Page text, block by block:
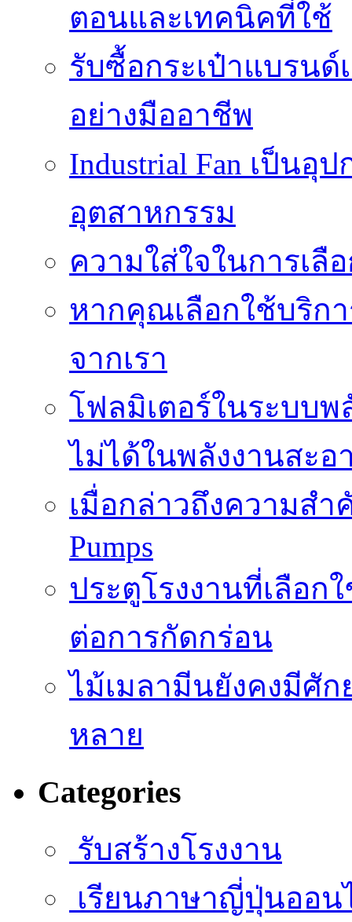
ตอนและเทคนิคที่ใช้
รับซื้อกระเป๋าแบรนด์
อย่างมืออาชีพ
Industrial Fan เป็น
อุตสาหกรรม
ความใส่ใจในการเ
หากคุณเลือกใช้บริก
จากเรา
โฟลมิเตอร์ในระบบ
ไม่ได้ในพลังงานสะอ
เมื่อกล่าวถึงความสำ
Pumps
ประตูโรงงานที่เลือ
ต่อการกัดกร่อน
ไม้เมลามีนยังคงมีศั
หลาย
Categories
รับสร้างโรงงาน
เรียนภาษาญี่ปุ่นออน